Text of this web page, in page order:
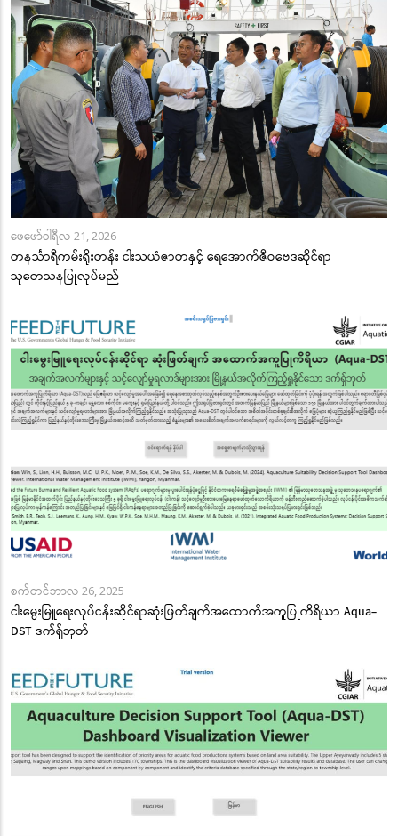
ဖေဖော်ဝါရီလ 21, 2026
တနင်္သာရီကမ်းရိုးတန်း ငါးသယံဇာတနှင့် ရေအောက်ဇီဝဗေဒဆိုင်ရာ
သုတေသနပြုလုပ်မည်
စက်တင်ဘာလ 26, 2025
ငါးမွေးမြူရေးလုပ်ငန်းဆိုင်ရာဆုံးဖြတ်ချက်အထောက်အကူပြုကိရိယာ Aqua-
DST ဒက်ရှ်ဘုတ်